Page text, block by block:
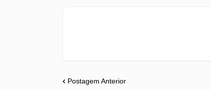
Postagem Anterior